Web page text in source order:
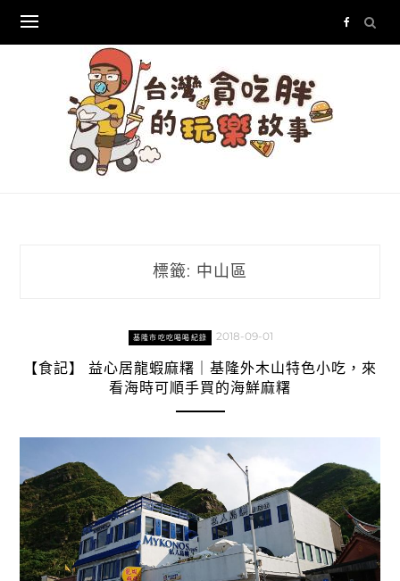
content
標籤: 中山區
基隆市吃吃喝喝紀錄 2018-09-01
【食記】 益心居龍蝦麻糬｜基隆外木山特色小吃，來
看海時可順手買的海鮮麻糬